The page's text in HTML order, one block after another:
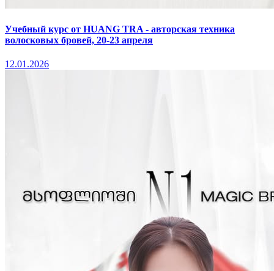
Учебный курс от HUANG TRA - авторская техника
волосковых бровей, 20-23 апреля
12.01.2026